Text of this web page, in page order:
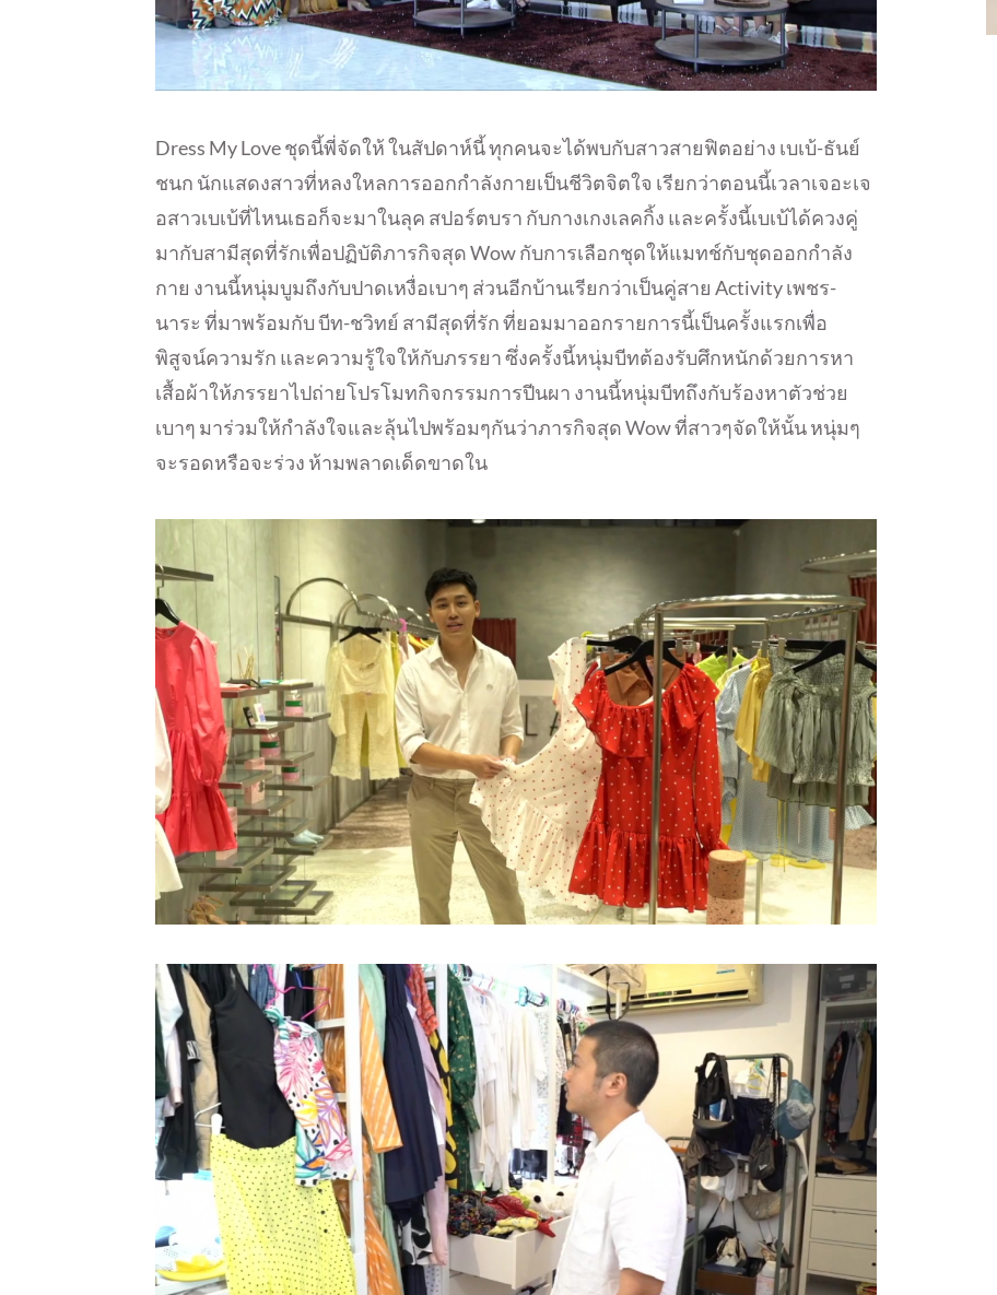
Dress My Love ชุดนี้พี่จัดให้ ในสัปดาห์นี้ ทุกคนจะได้พบกับสาวสายฟิตอย่าง เบเบ้-ธันย์
ชนก นักแสดงสาวที่หลงใหลการออกกำลังกายเป็นชีวิตจิตใจ เรียกว่าตอนนี้เวลาเจอะเจ
อสาวเบเบ้ที่ไหนเธอก็จะมาในลุค สปอร์ตบรา กับกางเกงเลคกิ้ง และครั้งนี้เบเบ้ได้ควงคู่
มากับสามีสุดที่รักเพื่อปฏิบัติภารกิจสุด Wow กับการเลือกชุดให้แมทช์กับชุดออกกำลัง
กาย งานนี้หนุ่มบูมถึงกับปาดเหงื่อเบาๆ ส่วนอีกบ้านเรียกว่าเป็นคู่สาย Activity เพชร-
นาระ ที่มาพร้อมกับ บีท-ชวิทย์ สามีสุดที่รัก ที่ยอมมาออกรายการนี้เป็นครั้งแรกเพื่อ
พิสูจน์ความรัก และความรู้ใจให้กับภรรยา ซึ่งครั้งนี้หนุ่มบีทต้องรับศึกหนักด้วยการหา
เสื้อผ้าให้ภรรยาไปถ่ายโปรโมทกิจกรรมการปีนผา งานนี้หนุ่มบีทถึงกับร้องหาตัวช่วย
เบาๆ มาร่วมให้กำลังใจและลุ้นไปพร้อมๆกันว่าภารกิจสุด Wow ที่สาวๆจัดให้นั้น หนุ่มๆ
จะรอดหรือจะร่วง ห้ามพลาดเด็ดขาดใน